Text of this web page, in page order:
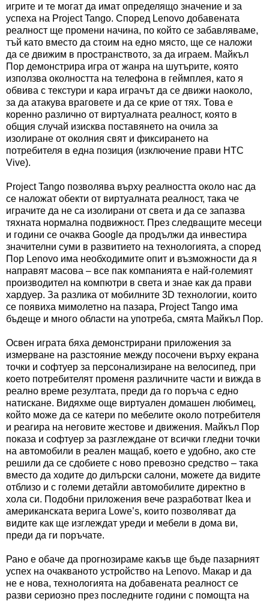
игрите и те могат да имат определящо значение и за
успеха на Project Tango. Според Lenovo добавената
реалност ще промени начина, по който се забавляваме,
тъй като вместо да стоим на едно място, ще се наложи
да се движим в пространството, за да играем. Майкъл
Пор демонстрира игра от жанра на шутърите, която
използва околността на телефона в геймплея, като я
обвива с текстури и кара играчът да се движи наоколо,
за да атакува враговете и да се крие от тях. Това е
коренно различно от виртуалната реалност, която в
общия случай изисква поставянето на очила за
изолиране от околния свят и фиксирането на
потребителя в една позиция (изключение прави HTC
Vive).
Project Tango позволява върху реалността около нас да
се наложат обекти от виртуалната реалност, така че
играчите да не са изолирани от света и да се запазва
тяхната нормална подвижност. През следващите месеци
и години се очаква Google да продължи да инвестира
значителни суми в развитието на технологията, а според
Пор Lenovo има необходимите опит и възможности да я
направят масова – все пак компанията е най-големият
производител на компютри в света и знае как да прави
хардуер. За разлика от мобилните 3D технологии, които
се появиха мимолетно на пазара, Project Tango има
бъдеще и много области на употреба, смята Майкъл Пор.
Освен играта бяха демонстрирани приложения за
измерване на разстояние между посочени върху екрана
точки и софтуер за персонализиране на велосипед, при
което потребителят променя различните части и вижда в
реално време резултата, преди да го поръча с едно
натискане. Видяхме още виртуален домашен любимец,
който може да се катери по мебелите около потребителя
и реагира на неговите жестове и движения. Майкъл Пор
показа и софтуер за разглеждане от всички гледни точки
на автомобили в реален мащаб, което е удобно, ако сте
решили да се сдобиете с ново превозно средство – така
вместо да ходите до дилърски салони, можете да видите
отблизо и с големи детайли автомобилите директно в
хола си. Подобни приложения вече разработват Ikea и
американската верига Lowe’s, които позволяват да
видите как ще изглеждат уреди и мебели в дома ви,
преди да ги поръчате.
Рано е обаче да прогнозираме какъв ще бъде пазарният
успех на очакваното устройство на Lenovo. Макар и да
не е нова, технологията на добавената реалност се
разви сериозно през последните години с помощта на